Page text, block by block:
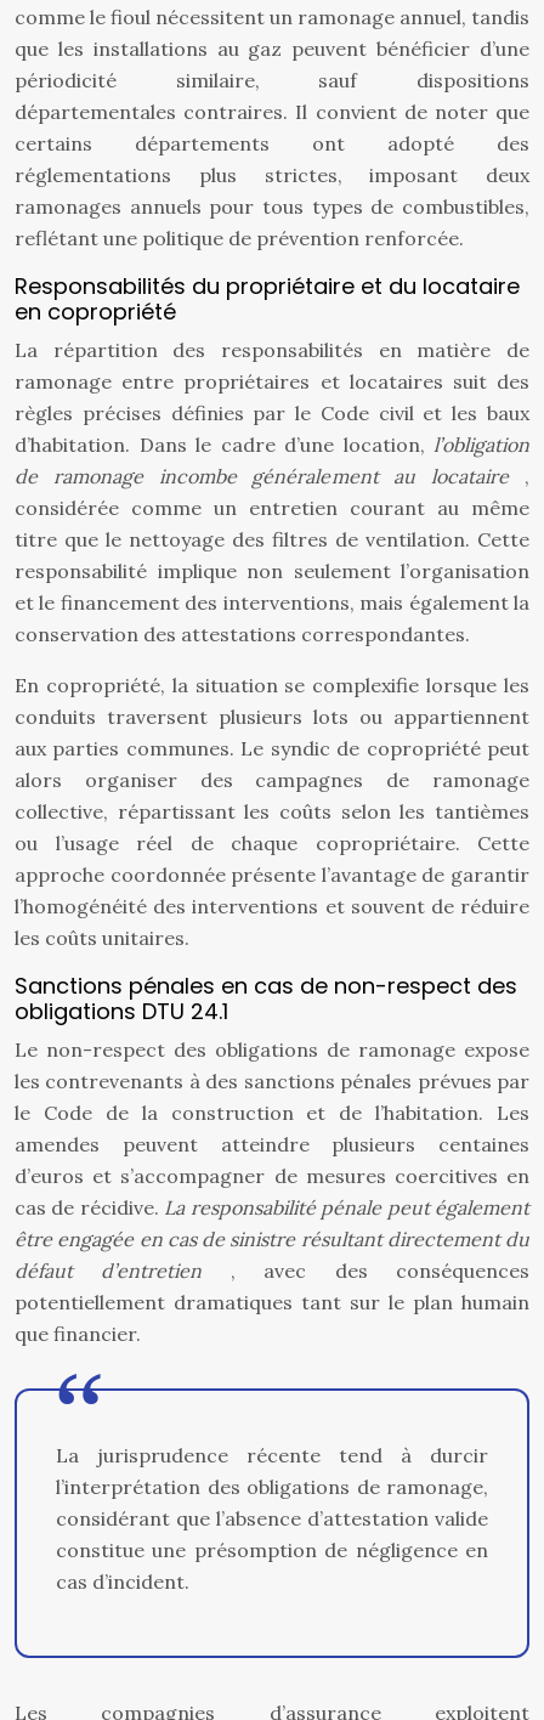
comme le fioul nécessitent un ramonage annuel, tandis
que les installations au gaz peuvent bénéficier d’une
périodicité similaire, sauf dispositions
départementales contraires. Il convient de noter que
certains départements ont adopté des
réglementations plus strictes, imposant deux
ramonages annuels pour tous types de combustibles,
reflétant une politique de prévention renforcée.
Responsabilités du propriétaire et du locataire
en copropriété
La répartition des responsabilités en matière de
ramonage entre propriétaires et locataires suit des
règles précises définies par le Code civil et les baux
d’habitation. Dans le cadre d’une location, l’obligation
de ramonage incombe généralement au locataire ,
considérée comme un entretien courant au même
titre que le nettoyage des filtres de ventilation. Cette
responsabilité implique non seulement l’organisation
et le financement des interventions, mais également la
conservation des attestations correspondantes.
En copropriété, la situation se complexifie lorsque les
conduits traversent plusieurs lots ou appartiennent
aux parties communes. Le syndic de copropriété peut
alors organiser des campagnes de ramonage
collective, répartissant les coûts selon les tantièmes
ou l’usage réel de chaque copropriétaire. Cette
approche coordonnée présente l’avantage de garantir
l’homogénéité des interventions et souvent de réduire
les coûts unitaires.
Sanctions pénales en cas de non-respect des
obligations DTU 24.1
Le non-respect des obligations de ramonage expose
les contrevenants à des sanctions pénales prévues par
le Code de la construction et de l’habitation. Les
amendes peuvent atteindre plusieurs centaines
d’euros et s’accompagner de mesures coercitives en
cas de récidive. La responsabilité pénale peut également
être engagée en cas de sinistre résultant directement du
défaut d’entretien , avec des conséquences
potentiellement dramatiques tant sur le plan humain
que financier.
La jurisprudence récente tend à durcir
l’interprétation des obligations de ramonage,
considérant que l’absence d’attestation valide
constitue une présomption de négligence en
cas d’incident.
Les compagnies d’assurance exploitent